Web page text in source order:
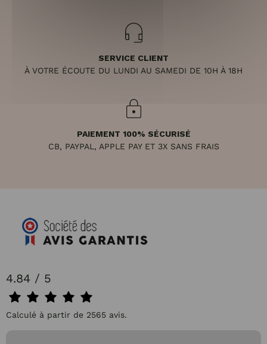
SERVICE CLIENT
À VOTRE ÉCOUTE DU LUNDI AU SAMEDI DE 10H À 18H
PAIEMENT 100% SÉCURISÉ
CB, PAYPAL, APPLE PAY ET 3X SANS FRAIS
4.84 / 5
Calculé à partir de 2565 avis.